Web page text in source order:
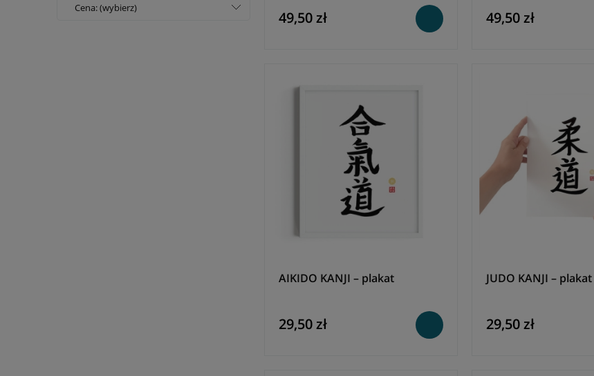
Cena: (wybierz)
49,50 zł 49,50 zł
AIKIDO KANJI – plakat
29,50 zł
JUDO KANJI – plakat
29,50 zł